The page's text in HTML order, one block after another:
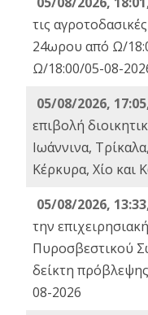
τις
24ωρου από Ω/
Ω/18:00/05-08-
05/08/2026,
επιβολή
Ιωάννινα,
Κέρκυρα, Χίο και
05/08/2026,
την
Πυροσβεστικού
δείκτη
08-2026